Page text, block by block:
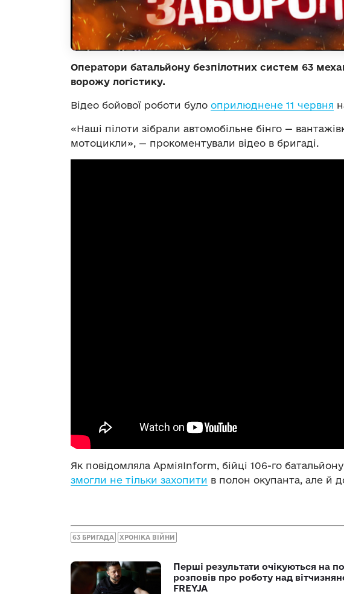
Оператори батальйону безпілотних систем 63
ворожу логістику.
Відео бойової роботи було оприлюднене 11 червня
«Наші пілоти зібрали автомобільне бінго —
мотоцикли», — прокоментували відео в бригаді.
Як повідомляла АрміяInform, бійці 106-го
змогли не тільки захопити в полон окупанта, але й
63 БРИГАДА ХРОНІКА ВІЙНИ
Перші результати очікуються на
розповів про роботу над
FREYJA